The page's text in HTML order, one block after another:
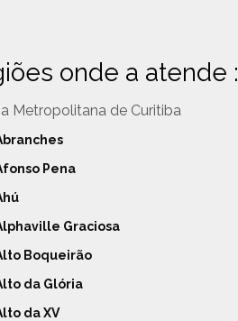
onde a atende :
Metropolitana de Curitiba
Abranches
Afonso Pena
Ahú
Alphaville Graciosa
Alto Boqueirão
Alto da Glória
Alto da XV